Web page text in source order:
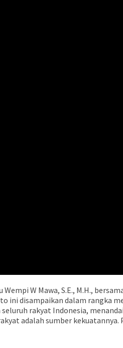
W Mawa, S.E., M.H.,
ini disampaikan dalam rangka
rakyat Indonesia,
adalah sumber